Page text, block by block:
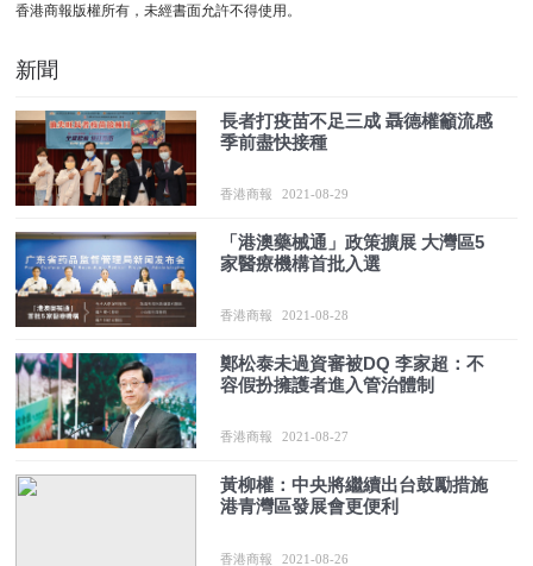
香港商報版權所有，未經書面允許不得使用。
新聞
長者打疫苗不足三成 聶德權籲流感
季前盡快接種
香港商報 2021-08-29
「港澳藥械通」政策擴展 大灣區5
家醫療機構首批入選
香港商報 2021-08-28
鄭松泰未過資審被DQ 李家超：不
容假扮擁護者進入管治體制
香港商報 2021-08-27
黃柳權：中央將繼續出台鼓勵措施
港青灣區發展會更便利
香港商報 2021-08-26